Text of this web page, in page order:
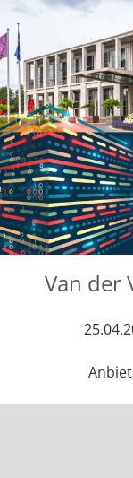
Van der